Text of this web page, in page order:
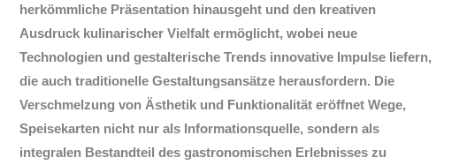
herkömmliche Präsentation hinausgeht und den kreativen
Ausdruck kulinarischer Vielfalt ermöglicht, wobei neue
Technologien und gestalterische Trends innovative Impulse liefern,
die auch traditionelle Gestaltungsansätze herausfordern. Die
Verschmelzung von Ästhetik und Funktionalität eröffnet Wege,
Speisekarten nicht nur als Informationsquelle, sondern als
integralen Bestandteil des gastronomischen Erlebnisses zu